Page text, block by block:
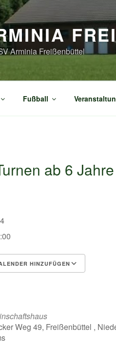
Arminia Freißenbüttel
Fußball
ab 6 Jahre
HINZUFÜGEN
Weg 49, Freißenbüttel ,